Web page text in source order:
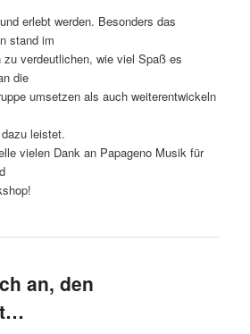
erlebt werden. Besonders das
stand im
verdeutlichen, wie viel Spaß es
die
umsetzen als auch weiterentwickeln
leistet.
vielen Dank an Papageno Musik für
an, den